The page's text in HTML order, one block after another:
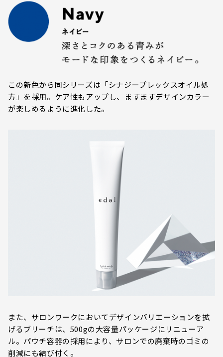
この新色から同シリーズは「シナジープレックスオイル処
方」を採用。ケア性もアップし、ますますデザインカラー
が楽しめるように進化した。
また、サロンワークにおいてデザインバリエーションを拡
げるブリーチは、500gの大容量パッケージにリニューア
ル。パウチ容器の採用により、サロンでの廃棄時のゴミの
削減にも結び付く。